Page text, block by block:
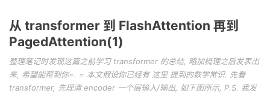
从 transformer 到 FlashAttention 再到
PagedAttention(1)
整理笔记时发现这篇之前学习 transformer 的总结, 略加梳理之后发表出
来, 希望能帮到你=. = 本文假设你已经有 这里 提到的数学常识. 先看
transformer, 先理清 encoder 一个层输入/输出, 如下图所示, P.S. 我发